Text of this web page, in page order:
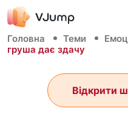
Головна Теми
груша дає здачу
Відкрити